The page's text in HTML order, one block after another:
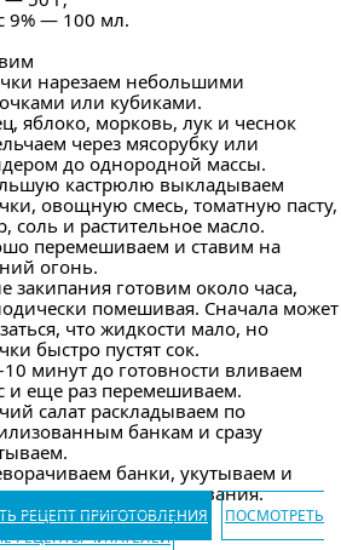
9% — 100 мл.
нарезаем небольшими
или кубиками.
яблоко, морковь, лук и чеснок
через мясорубку или
до однородной массы.
кастрюлю выкладываем
овощную смесь, томатную пасту,
соль и растительное масло.
перемешиваем и ставим на
огонь.
закипания готовим около часа,
помешивая. Сначала может
что жидкости мало, но
быстро пустят сок.
минут до готовности вливаем
и еще раз перемешиваем.
салат раскладываем по
банкам и сразу
банки, укутываем и
до полного остывания.
РЕЦЕПТ ПРИГОТОВЛЕНИЯ
ПОСМОТРЕТЬ
РЕЦЕПТЫ ЧИТАТЕЛЕЙ